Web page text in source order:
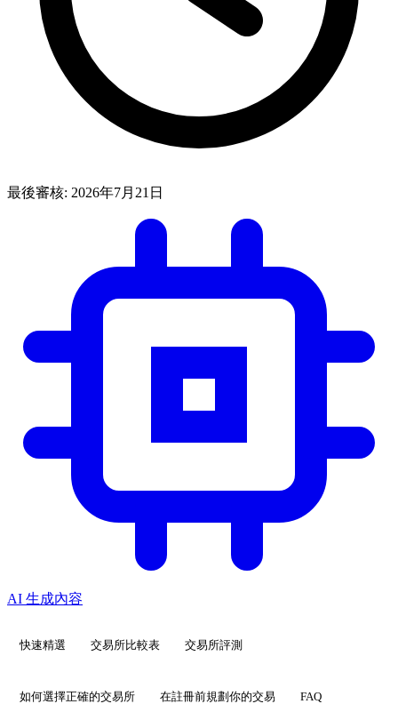
最後審核: 2026年7月21日
AI 生成內容
快速精選 交易所比較表 交易所評測
如何選擇正確的交易所 在註冊前規劃你的交易 FAQ